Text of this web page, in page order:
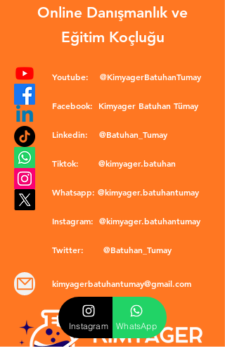
Online Danışmanlık ve
Eğitim Koçluğu
Youtube: @KimyagerBatuhanTumay
Facebook: Kimyager Batuhan Tümay
Linkedin: @Batuhan_Tumay
Tiktok: @kimyager.batuhan
Whatsapp: @kimyager.batuhantumay
Instagram: @kimyager.batuhantumay
Twitter: @Batuhan_Tumay
kimyagerbatuhantumay@gmail.com
Instagram WhatsApp